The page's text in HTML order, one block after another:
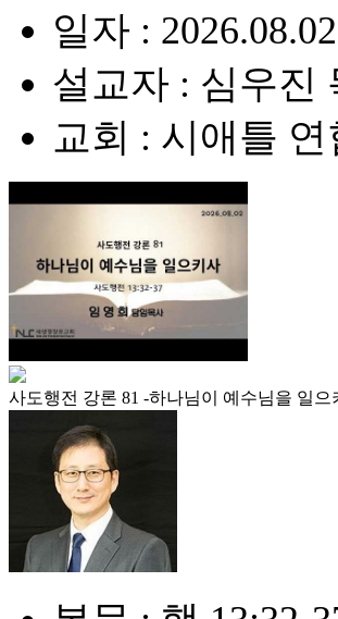
일자 : 2026.08.02
설교자 : 심우진
교회 : 시애틀
사도행전 강론 81 -하나님이 예수님을 일으